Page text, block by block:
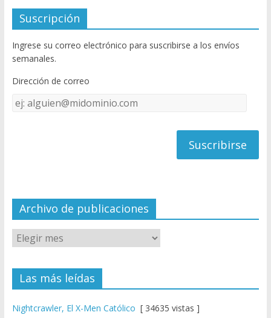
e
b
o
o
k
itt
er
u
T
u
e
C
el
Suscripción
Ingrese su correo electrónico para suscribirse a los envíos
semanales.
Dirección de correo
Dirección
de
Archivo de publicaciones
Las más leídas
Nightcrawler, El X-Men Católico [ 34635 vistas ]